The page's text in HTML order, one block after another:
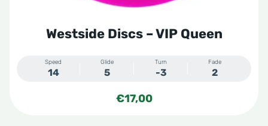
Westside Discs – VIP Queen
Speed
14
Glide
5
Turn
-3
Fade
2
€17,00